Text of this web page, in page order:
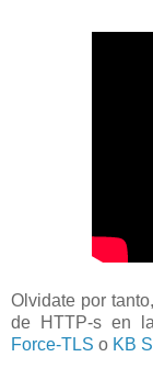
Olvidate por
de HTTP-s en
Force-TLS o KB